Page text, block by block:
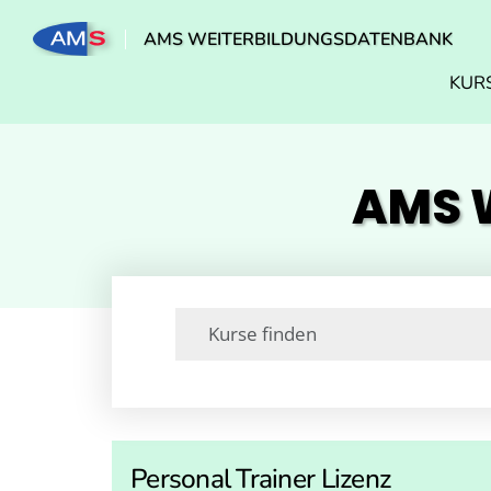
AMS WEITERBILDUNGSDATENBANK
AMS
Personal Trainer Lizenz